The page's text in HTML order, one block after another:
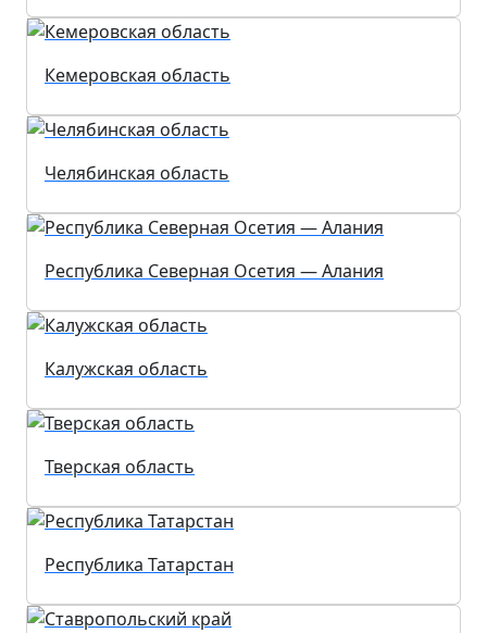
Кемеровская область
Челябинская область
Республика Северная Осетия — Алания
Калужская область
Тверская область
Республика Татарстан